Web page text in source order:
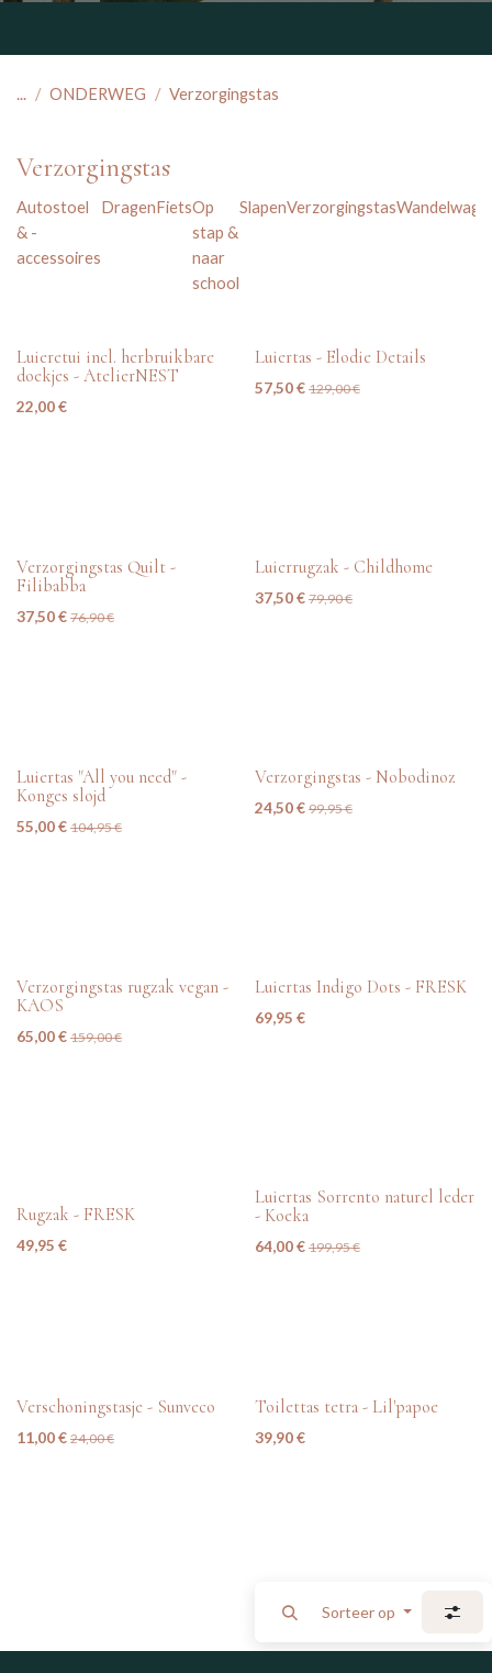
... ONDERWEG Verzorgingstas
Verzorgingstas
Autostoel
& -
accessoires
DragenFietsOp
stap &
naar
school
SlapenVerzorgingstas
tweedehands
Luieretui incl. herbruikbare
doekjes - AtelierNEST
22,00€
tweedehands
Luiertas - Elodie Details
57,50€ 129,00€
tweedehands
Verzorgingstas Quilt -
Filibabba
37,50€ 76,90€
tweedehands
Luierrugzak - Childhome
37,50€ 79,90€
tweedehands
Luiertas "All you need" -
Konges slojd
55,00€ 104,95€
Beschadiging
Verzorgingstas - Nobodinoz
24,50€ 99,95€
tweedehands
Verzorgingstas rugzak vegan -
KAOS
65,00€ 159,00€
Luiertas Indigo Dots - FRESK
69,95 €
Rugzak - FRESK
49,95 €
tweedehands
Luiertas Sorrento naturel leder
- Koeka
64,00€ 199,95€
tweedehands
Verschoningstasje - Sunveco
11,00€ 24,00€
Toilettas tetra - Lil'papoe
39,90€
Sorteer op